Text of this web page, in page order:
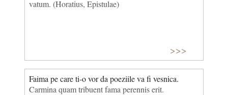
vatum. (Horatius, Epistulae)
>>>
Faima pe care ti-o vor da poeziile va fi vesnica.
Carmina quam tribuent fama perennis erit.